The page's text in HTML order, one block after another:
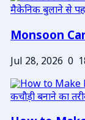
Monsoon
Jul 28, 2026 0